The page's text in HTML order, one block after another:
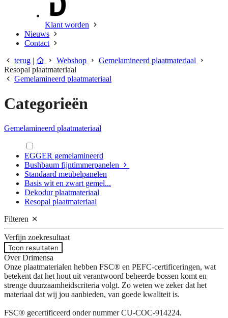
Klant worden
Nieuws
Contact
terug | Webshop
Gemelamineerd plaatmateriaal
Resopal plaatmateriaal
Gemelamineerd plaatmateriaal
Categorieën
Gemelamineerd plaatmateriaal
EGGER gemelamineerd
Bushbaum fijntimmerpanelen
Standaard meubelpanelen
Basis wit en zwart gemel...
Dekodur plaatmateriaal
Resopal plaatmateriaal
Filteren
Verfijn zoekresultaat
Toon resultaten
Over Drimensa
Onze plaatmaterialen hebben FSC® en PEFC-certificeringen, wat
betekent dat het hout uit verantwoord beheerde bossen komt en
strenge duurzaamheidscriteria volgt. Zo weten we zeker dat het
materiaal dat wij jou aanbieden, van goede kwaliteit is.
FSC® gecertificeerd onder nummer CU-COC-914224.